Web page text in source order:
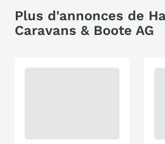
Plus d'annonces de
Caravans & Boote AG